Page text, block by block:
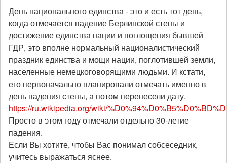
День национального единства - это и есть тот день,
когда отмечается падение Берлинской стены и
достижение единства нации и поглощения бывшей
ГДР, это вполне нормальный националистический
праздник единства и мощи нации, поглотившей земли,
населенные немецкоговорящими людьми. И кстати,
его первоначально планировали отмечать именно в
день падения стены, а потом перенесели дату.
https://ru.wikipedia.org/wiki/
Просто в этом году отмечали отдельно 30-летие
падения.
Если Вы хотите, чтобы Вас понимал собсеседник,
учитесь выражаться яснее.